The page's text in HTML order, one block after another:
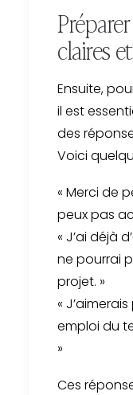
claires
Ensuite,
il est
des
Voici
« Merci de
peux pas
« J’ai déjà
ne pourrai
projet. »
«
emploi du
»
Ces